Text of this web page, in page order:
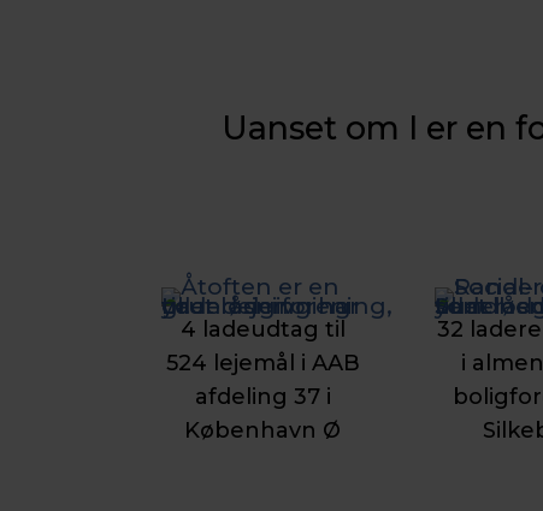
Uanset om I er en
4 ladeudtag til
524 lejemål i AAB
afdeling 37 i
København Ø
32
i